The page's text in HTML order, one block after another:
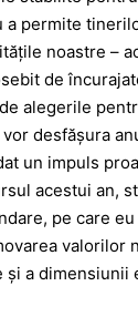
permite
noastre –
de
alegerile
desfăşura
un impuls
acestui an,
pe care
valorilor
a dimensiunii